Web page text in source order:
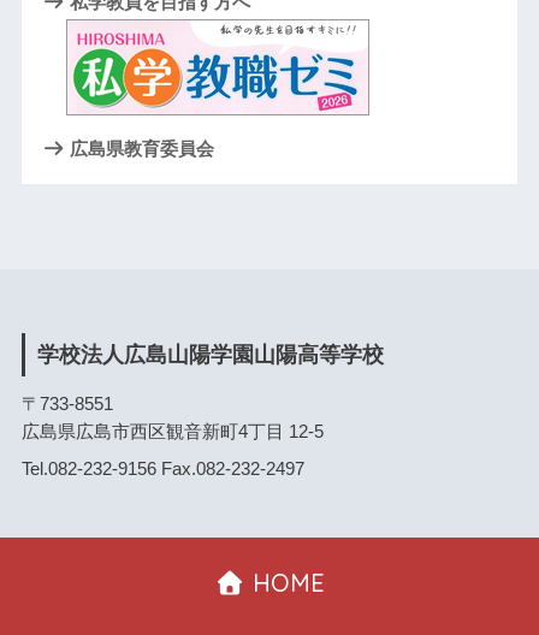
広島県教育委員会
学校法人広島山陽学園山陽高等学校
〒733-8551
広島県広島市西区観音新町4丁目 12-5
Tel.082-232-9156 Fax.082-232-2497
HOME